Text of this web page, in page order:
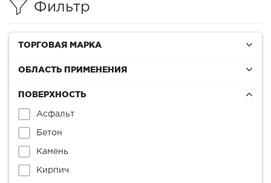
Фильтр
ТОРГОВАЯ МАРКА
ОБЛАСТЬ ПРИМЕНЕНИЯ
ПОВЕРХНОСТЬ
Асфальт
Бетон
Камень
Кирпич